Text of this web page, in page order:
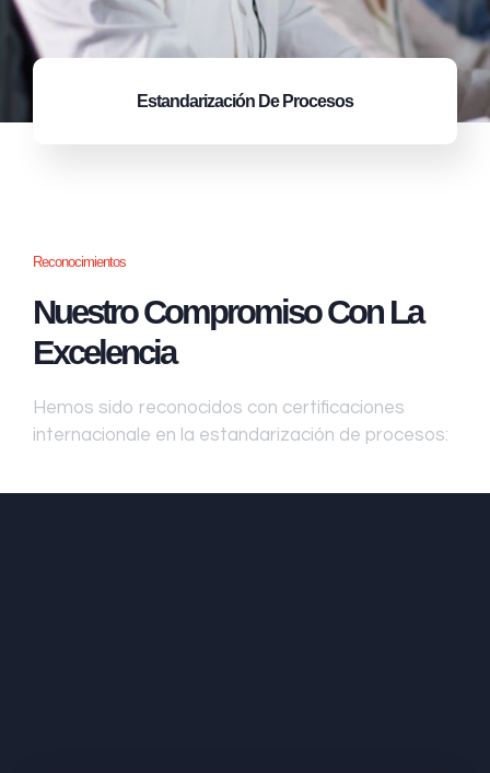
Estandarización De Procesos
Reconocimientos
Nuestro Compromiso Con La
Excelencia
Hemos sido reconocidos con certificaciones
internacionale en la estandarización de procesos: